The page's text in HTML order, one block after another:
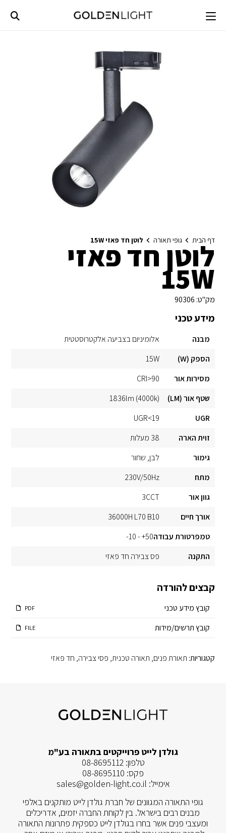
content
דף הבית גופי תאורה לוטן חד פאזי 15W
לוטן חד פאזי
15W
מק"ט: 90306
מידע טכני
מבנה
אלומיניום בצביעה אלקטרוסטטית
הספק (W)
15W
מסירות אור
CRI>90
שטף אור (LM)
1836lm (4000k)
UGR
UGR<19
זוית הארה
38 מעלות
גימור
לבן שחור
מתח
230V/50Hz
גוון אור
3CCT
אורך חיים
36000H L70 B10
טמפרטורת עבודה50+ - 10-
התקנה
פס צבירה חד פאזי
קבצים להורדה
קובץ מידע טכני PDF
קובץ תרשים/מידות FILE
קטגוריות: תאורת פנים, תאורה טכנית, פסי צבירה, חד פאזי
גולדן לייט פרוייקטים בתאורה בע"מ
טלפון:08-8695112
פקס: 08-8695110
אימייל: sales@golden-light.co.il
גופי התאורה המגוונים של חברת גולדן לייט מותקנים באלפי
מבנים רבים בישראל. בין לקוחת החברה יזמים, אדריכלים
ומעצבי פנים אשר בחרו בגולדן לייט כספקית פתרונות התאורה